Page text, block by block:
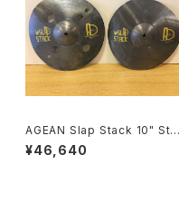
AGEAN Slap Stack 10" Stac
k Cymbal Set
¥46,640